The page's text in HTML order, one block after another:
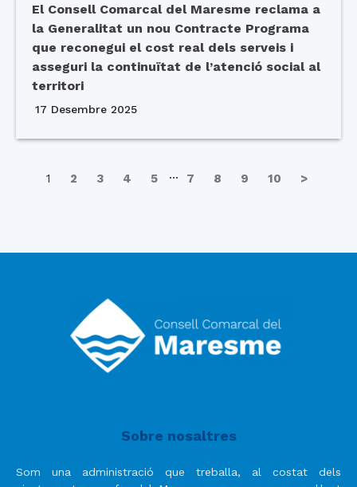
El Consell Comarcal del Maresme reclama a
la Generalitat un nou Contracte Programa
que reconegui el cost real dels serveis i
asseguri la continuïtat de l’atenció social al
territori
17 Desembre 2025
1 2 3 4 5 … 7 8 9 10 >
Sobre nosaltres
Som una administració que treballa, al costat dels